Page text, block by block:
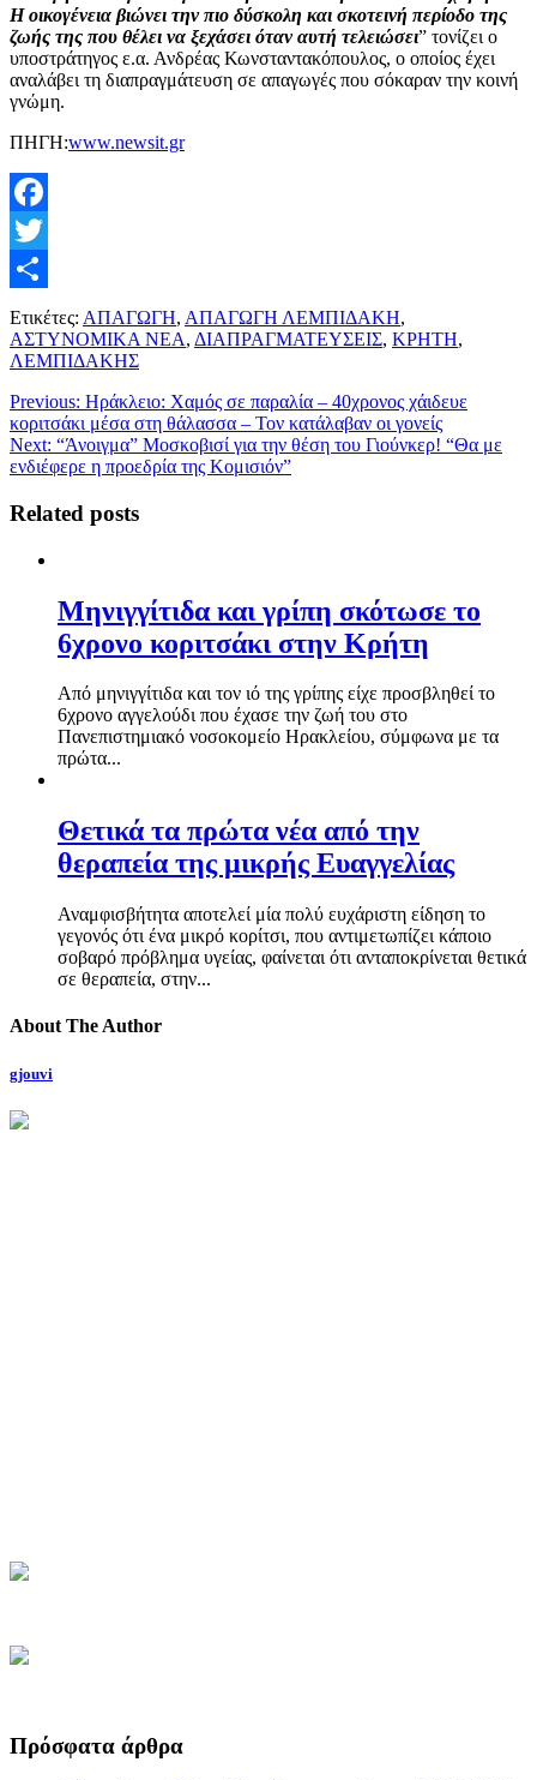
Η οικογένεια βιώνει την πιο δύσκολη και σκοτεινή περίοδο της
ζωής της που θέλει να ξεχάσει όταν αυτή τελειώσει” τονίζει ο
υποστράτηγος ε.α. Ανδρέας Κωνσταντακόπουλος, ο οποίος έχει
αναλάβει τη διαπραγμάτευση σε απαγωγές που σόκαραν την κοινή
γνώμη.
ΠΗΓΗ:www.newsit.gr
Facebook
Twitter
Μοιραστείτε
Ετικέτες: ΑΠΑΓΩΓΗ, ΑΠΑΓΩΓΗ ΛΕΜΠΙΔΑΚΗ,
ΑΣΤΥΝΟΜΙΚΑ ΝΕΑ, ΔΙΑΠΡΑΓΜΑΤΕΥΣΕΙΣ, ΚΡΗΤΗ,
ΛΕΜΠΙΔΑΚΗΣ
Previous: Ηράκλειο: Χαμός σε παραλία – 40χρονος χάιδευε
κοριτσάκι μέσα στη θάλασσα – Τον κατάλαβαν οι γονείς
Next: “Άνοιγμα” Μοσκοβισί για την θέση του Γιούνκερ! “Θα με
ενδιέφερε η προεδρία της Κομισιόν”
Related posts
Μηνιγγίτιδα και γρίπη σκότωσε το
6χρονο κοριτσάκι στην Κρήτη
Από μηνιγγίτιδα και τον ιό της γρίπης είχε προσβληθεί το
6χρονο αγγελούδι που έχασε την ζωή του στο
Πανεπιστημιακό νοσοκομείο Ηρακλείου, σύμφωνα με τα
πρώτα...
Θετικά τα πρώτα νέα από την
θεραπεία της μικρής Ευαγγελίας
Αναμφισβήτητα αποτελεί μία πολύ ευχάριστη είδηση το
γεγονός ότι ένα μικρό κορίτσι, που αντιμετωπίζει κάποιο
σοβαρό πρόβλημα υγείας, φαίνεται ότι ανταποκρίνεται θετικά
σε θεραπεία, στην...
About The Author
gjouvi
Πρόσφατα άρθρα